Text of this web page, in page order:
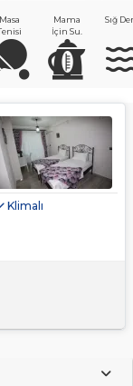
Masa
Mama
İçin Su.
Sığ
Klimalı